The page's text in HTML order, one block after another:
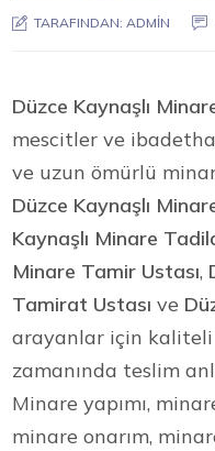
TARAFINDAN: ADMIN
Düzce Kaynaşlı
mescitler ve
ve uzun ömürlü
Düzce Kaynaşlı
Kaynaşlı Minare
Minare Tamir Ustası,
Tamirat Ustası ve
arayanlar için kaliteli
zamanında teslim
Minare yapımı,
minare onarım,